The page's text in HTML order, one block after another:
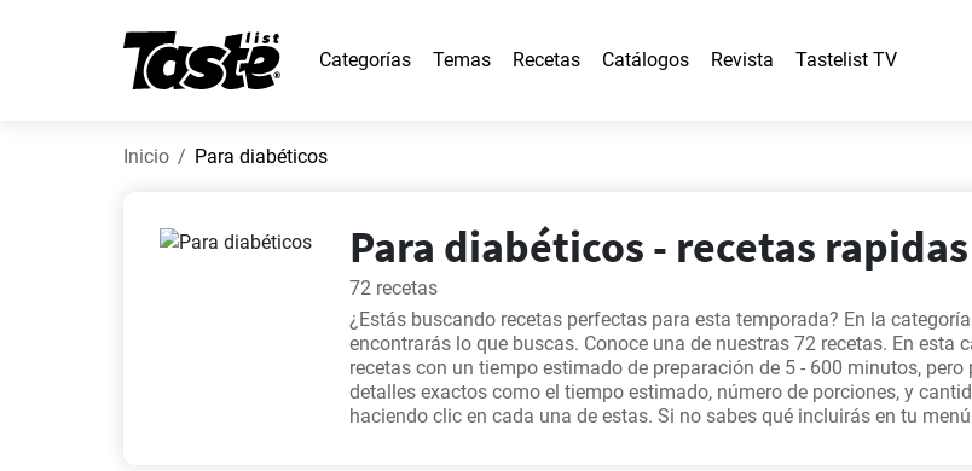
Categorías Temas Recetas Catálogos Revista Tastelist TV
Inicio Para diabéticos
Para diabéticos - recetas
72 recetas
¿Estás buscando recetas perfectas para esta temporada? En la
encontrarás lo que buscas. Conoce una de nuestras 72 recetas. En esta
recetas con un tiempo estimado de preparación de 5 - 600 minutos, pero
detalles exactos como el tiempo estimado, número de porciones, y
haciendo clic en cada una de estas. Si no sabes qué incluirás en tu